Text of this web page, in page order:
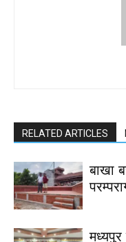
RELATED ARTICLES
बाखा
मध्यपुर